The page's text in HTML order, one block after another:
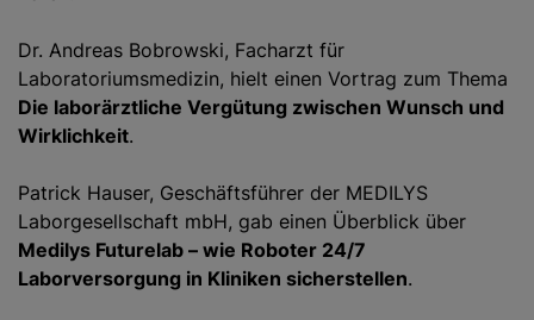
Dr. Andreas Bobrowski, Facharzt für
Laboratoriumsmedizin, hielt einen Vortrag zum Thema
Die laborärztliche Vergütung zwischen Wunsch und
Wirklichkeit.
Patrick Hauser, Geschäftsführer der MEDILYS
Laborgesellschaft mbH, gab einen Überblick über
Medilys Futurelab – wie Roboter 24/7
Laborversorgung in Kliniken sicherstellen.